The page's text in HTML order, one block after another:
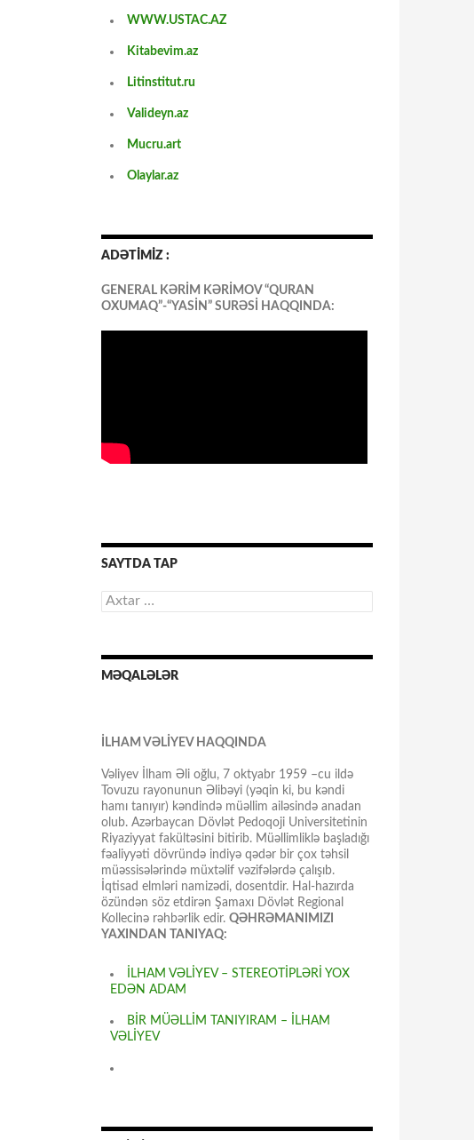
WWW.USTAC.AZ
Kitabevim.az
Litinstitut.ru
Valideyn.az
Mucru.art
Olaylar.az
ADƏTİMİZ :
GENERAL KƏRİM KƏRİMOV “QURAN
OXUMAQ”-“YASİN” SURƏSİ HAQQINDA:
SAYTDA TAP
Axtarış:
MƏQALƏLƏR
İLHAM VƏLİYEV HAQQINDA
Vəliyev İlham Əli oğlu, 7 oktyabr 1959 –cu ildə
Tovuzu rayonunun Əlibəyi (yəqin ki, bu kəndi
hamı tanıyır) kəndində müəllim ailəsində anadan
olub. Azərbaycan Dövlət Pedoqoji Universitetinin
Riyaziyyat fakültəsini bitirib. Müəllimliklə başladığı
fəaliyyəti dövründə indiyə qədər bir çox təhsil
müəssisələrində müxtəlif vəzifələrdə çalışıb.
İqtisad elmləri namizədi, dosentdir. Hal-hazırda
özündən söz etdirən Şamaxı Dövlət Regional
Kollecinə rəhbərlik edir. QƏHRƏMANIMIZI
YAXINDAN TANIYAQ:
İLHAM VƏLİYEV – STEREOTİPLƏRİ YOX
EDƏN ADAM
BİR MÜƏLLİM TANIYIRAM – İLHAM
VƏLİYEV